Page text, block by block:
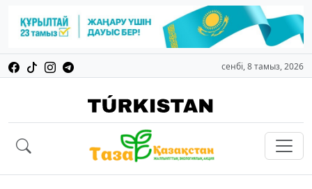
сенбі, 8 тамыз, 2026